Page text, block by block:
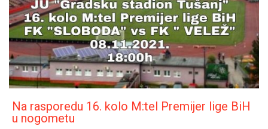
Na rasporedu 16. kolo M:tel Premijer lige BiH
u nogometu